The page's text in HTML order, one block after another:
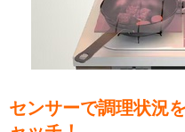
センサーで調理状況